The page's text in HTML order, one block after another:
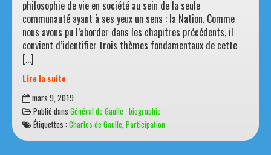
La conception de la « participation » telle qu’elle est définie
par le général de Gaulle doit être comprise comme une
philosophie de vie en société au sein de la seule
communauté ayant à ses yeux un sens : la Nation. Comme
nous avons pu l’aborder dans les chapitres précédents, il
convient d’identifier trois thèmes fondamentaux de cette
Lire la suite
Une
œuvre
mars 9, 2019
Publié dansGénéral de Gaulle : biographie